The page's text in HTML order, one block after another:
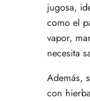
jugosa,
como el
vapor,
necesita
Además,
con